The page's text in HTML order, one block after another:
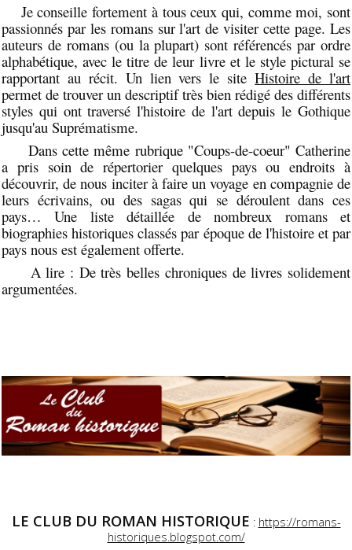
Je conseille fortement à tous ceux qui, comme moi, sont
passionnés par les romans sur l'art de visiter cette page. Les
auteurs de romans (ou la plupart) sont référencés par ordre
alphabétique, avec le titre de leur livre et le style pictural se
rapportant au récit. Un lien vers le siteHistoire de l'art
permet de trouver un descriptif très bien rédigé des différents
styles qui ont traversé l'histoire de l'art depuis le Gothique
jusqu'au Suprématisme.
Dans cette même rubrique "Coups-de-coeur" Catherine
a pris soin de répertorier quelques pays ou endroits à
découvrir, de nous inciter à faire un voyage en compagnie de
leurs écrivains, ou des sagas qui se déroulent dans ces
pays… Une liste détaillée de nombreux romans et
biographies historiques classés par époque de l'histoire et par
pays nous est également offerte.
A lire : De très belles chroniques de livres solidement
argumentées.
LE CLUB DU ROMAN HISTORIQUE : https://romans-
historiques.blogspot.com/